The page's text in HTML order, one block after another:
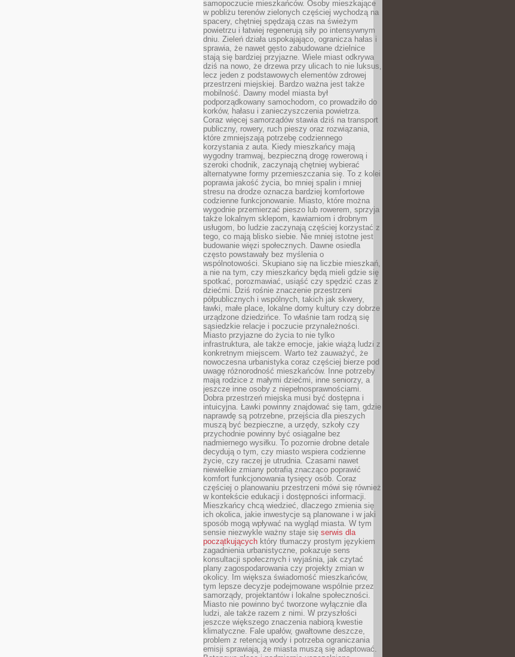
samopoczucie mieszkańców. Osoby mieszkające
w pobliżu terenów zielonych częściej wychodzą na
spacery, chętniej spędzają czas na świeżym
powietrzu i łatwiej regenerują siły po intensywnym
dniu. Zieleń działa uspokajająco, ogranicza hałas i
sprawia, że nawet gęsto zabudowane dzielnice
stają się bardziej przyjazne. Wiele miast odkrywa
dziś na nowo, że drzewa przy ulicach to nie luksus,
lecz jeden z podstawowych elementów zdrowej
przestrzeni miejskiej. Bardzo ważna jest także
mobilność. Dawny model miasta był
podporządkowany samochodom, co prowadziło do
korków, hałasu i zanieczyszczenia powietrza.
Coraz więcej samorządów stawia dziś na transport
publiczny, rowery, ruch pieszy oraz rozwiązania,
które zmniejszają potrzebę codziennego
korzystania z auta. Kiedy mieszkańcy mają
wygodny tramwaj, bezpieczną drogę rowerową i
szeroki chodnik, zaczynają chętniej wybierać
alternatywne formy przemieszczania się. To z kolei
poprawia jakość życia, bo mniej spalin i mniej
stresu na drodze oznacza bardziej komfortowe
codzienne funkcjonowanie. Miasto, które można
wygodnie przemierzać pieszo lub rowerem, sprzyja
także lokalnym sklepom, kawiarniom i drobnym
usługom, bo ludzie zaczynają częściej korzystać z
tego, co mają blisko siebie. Nie mniej istotne jest
budowanie więzi społecznych. Dawne osiedla
często powstawały bez myślenia o
wspólnotowości. Skupiano się na liczbie mieszkań,
a nie na tym, czy mieszkańcy będą mieli gdzie się
spotkać, porozmawiać, usiąść czy spędzić czas z
dziećmi. Dziś rośnie znaczenie przestrzeni
półpublicznych i wspólnych, takich jak skwery,
ławki, małe place, lokalne domy kultury czy dobrze
urządzone dziedzińce. To właśnie tam rodzą się
sąsiedzkie relacje i poczucie przynależności.
Miasto przyjazne do życia to nie tylko
infrastruktura, ale także emocje, jakie wiążą ludzi z
konkretnym miejscem. Warto też zauważyć, że
nowoczesna urbanistyka coraz częściej bierze pod
uwagę różnorodność mieszkańców. Inne potrzeby
mają rodzice z małymi dziećmi, inne seniorzy, a
jeszcze inne osoby z niepełnosprawnościami.
Dobra przestrzeń miejska musi być dostępna i
intuicyjna. Ławki powinny znajdować się tam, gdzie
naprawdę są potrzebne, przejścia dla pieszych
muszą być bezpieczne, a urzędy, szkoły czy
przychodnie powinny być osiągalne bez
nadmiernego wysiłku. To pozornie drobne detale
decydują o tym, czy miasto wspiera codzienne
życie, czy raczej je utrudnia. Czasami nawet
niewielkie zmiany potrafią znacząco poprawić
komfort funkcjonowania tysięcy osób. Coraz
częściej o planowaniu przestrzeni mówi się również
w kontekście edukacji i dostępności informacji.
Mieszkańcy chcą wiedzieć, dlaczego zmienia się
ich okolica, jakie inwestycje są planowane i w jaki
sposób mogą wpływać na wygląd miasta. W tym
sensie niezwykle ważny staje się serwis dla
początkujących który tłumaczy prostym językiem
zagadnienia urbanistyczne, pokazuje sens
konsultacji społecznych i wyjaśnia, jak czytać
plany zagospodarowania czy projekty zmian w
okolicy. Im większa świadomość mieszkańców,
tym lepsze decyzje podejmowane wspólnie przez
samorządy, projektantów i lokalne społeczności.
Miasto nie powinno być tworzone wyłącznie dla
ludzi, ale także razem z nimi. W przyszłości
jeszcze większego znaczenia nabiorą kwestie
klimatyczne. Fale upałów, gwałtowne deszcze,
problem z retencją wody i potrzeba ograniczania
emisji sprawiają, że miasta muszą się adaptować.